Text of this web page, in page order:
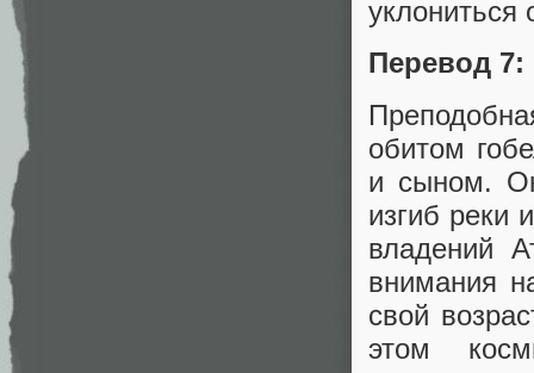
уклониться
Перевод 7:
обитом
и сыном.
изгиб реки
владений
внимания
свой
этом